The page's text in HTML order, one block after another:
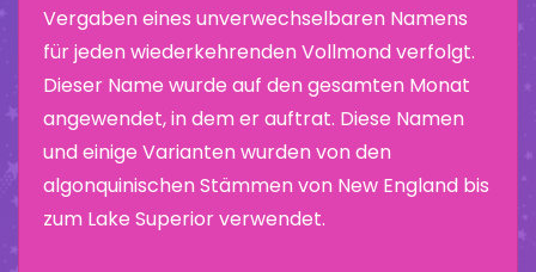
Vergaben eines unverwechselbaren Namens
für jeden wiederkehrenden Vollmond verfolgt.
Dieser Name wurde auf den gesamten Monat
angewendet, in dem er auftrat. Diese Namen
und einige Varianten wurden von den
algonquinischen Stämmen von New England bis
zum Lake Superior verwendet.